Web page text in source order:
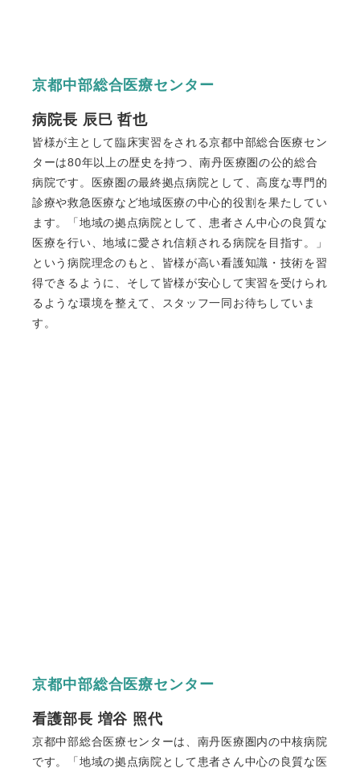
京都中部総合医療センター
病院⾧ 辰巳 哲也
皆様が主として臨床実習をされる京都中部総合医療セン
ターは80年以上の歴史を持つ、南丹医療圏の公的総合
病院です。医療圏の最終拠点病院として、高度な専門的
診療や救急医療など地域医療の中心的役割を果たしてい
ます。「地域の拠点病院として、患者さん中心の良質な
医療を行い、地域に愛され信頼される病院を目指す。」
という病院理念のもと、皆様が高い看護知識・技術を習
得できるように、そして皆様が安心して実習を受けられ
るような環境を整えて、スタッフ一同お待ちしていま
す。
京都中部総合医療センター
看護部長 増谷 照代
京都中部総合医療センターは、南丹医療圏内の中核病院
です。「地域の拠点病院として患者さん中心の良質な医